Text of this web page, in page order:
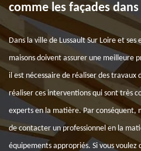
comme les façades
Dans la ville de Lussault Sur Loire et
maisons doivent assurer une meilleure
il est nécessaire de réaliser des travaux
réaliser ces interventions qui sont très
experts en la matière. Par conséquent,
de contacter un professionnel en la
équipements appropriés. Si vous voulez